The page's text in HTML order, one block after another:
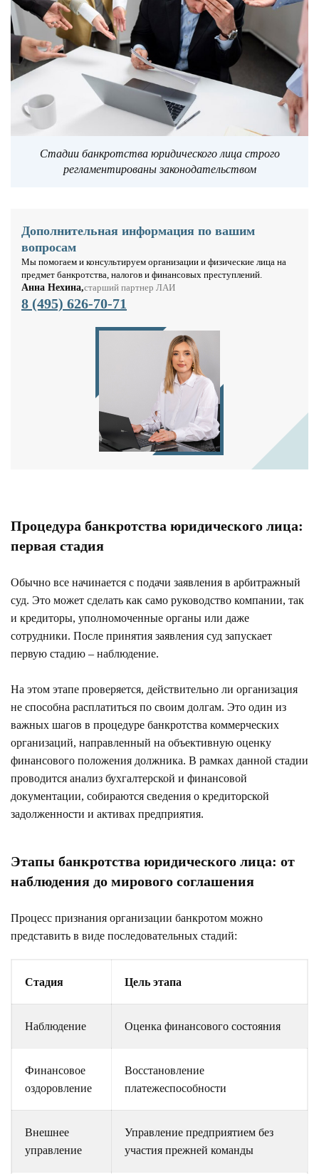
Стадии банкротства юридического лица строго
регламентированы законодательством
Дополнительная информация по вашим
вопросам
Мы помогаем и консультируем организации и физические лица на
предмет банкротства, налогов и финансовых преступлений.
Анна Нехина,старший партнер ЛАИ
8 (495) 626-70-71
Процедура банкротства юридического лица:
первая стадия
Обычно все начинается с подачи заявления в арбитражный
суд. Это может сделать как само руководство компании, так
и кредиторы, уполномоченные органы или даже
сотрудники. После принятия заявления суд запускает
первую стадию – наблюдение.
На этом этапе проверяется, действительно ли организация
не способна расплатиться по своим долгам. Это один из
важных шагов в процедуре банкротства коммерческих
организаций, направленный на объективную оценку
финансового положения должника. В рамках данной стадии
проводится анализ бухгалтерской и финансовой
документации, собираются сведения о кредиторской
задолженности и активах предприятия.
Этапы банкротства юридического лица: от
наблюдения до мирового соглашения
Процесс признания организации банкротом можно
представить в виде последовательных стадий:
Стадия Цель этапа
Наблюдение Оценка финансового состояния
Финансовое
оздоровление
Восстановление
платежеспособности
Внешнее
управление
Управление предприятием без
участия прежней команды